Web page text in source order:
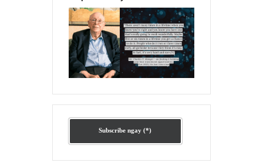
Ấn phẩm cũ Kỳ 78 đến 80